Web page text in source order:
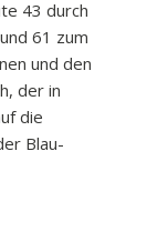
43 durch
61 zum
und den
der in
die
Blau-